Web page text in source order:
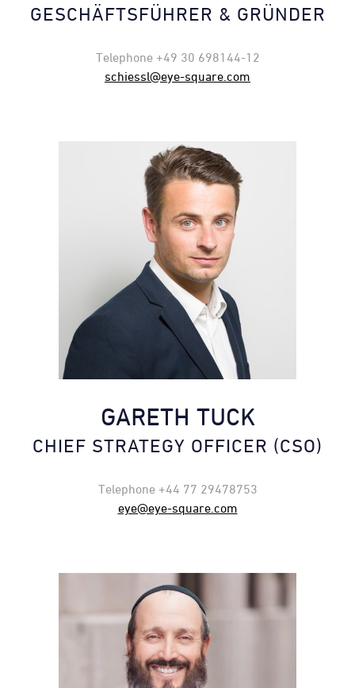
GESCHÄFTSFÜHRER & GRÜNDER
Telephone +49 30 698144-12
schiessl@eye-square.com
GARETH TUCK
CHIEF STRATEGY OFFICER (CSO)
Telephone +44 77 29478753
eye@eye-square.com